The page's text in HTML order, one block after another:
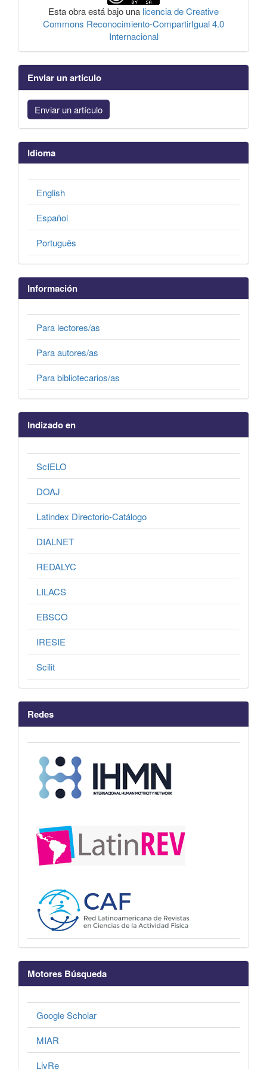
Esta obra está bajo una licencia de Creative
Commons Reconocimiento-CompartirIgual 4.0
Internacional
Enviar un artículo
Enviar un artículo
Idioma
English
Español
Português
Información
Para lectores/as
Para autores/as
Para bibliotecarios/as
Indizado en
ScIELO
DOAJ
Latindex Directorio-Catálogo
DIALNET
REDALYC
LILACS
EBSCO
IRESIE
Scilit
Redes
Motores Búsqueda
Google Scholar
MIAR
LivRe